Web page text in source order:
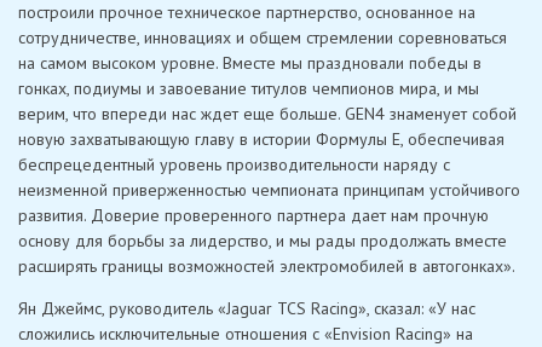
построили прочное техническое партнерство, основанное на
сотрудничестве, инновациях и общем стремлении соревноваться
на самом высоком уровне. Вместе мы праздновали победы в
гонках, подиумы и завоевание титулов чемпионов мира, и мы
верим, что впереди нас ждет еще больше. GEN4 знаменует собой
новую захватывающую главу в истории Формулы E, обеспечивая
беспрецедентный уровень производительности наряду с
неизменной приверженностью чемпионата принципам устойчивого
развития. Доверие проверенного партнера дает нам прочную
основу для борьбы за лидерство, и мы рады продолжать вместе
расширять границы возможностей электромобилей в автогонках».
Ян Джеймс, руководитель «Jaguar TCS Racing», сказал: «У нас
сложились исключительные отношения с «Envision Racing» на